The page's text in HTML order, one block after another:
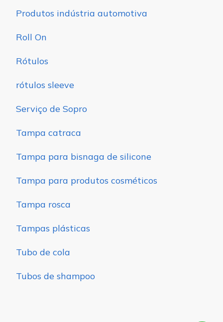
Produtos indústria automotiva
Roll On
Rótulos
rótulos sleeve
Serviço de Sopro
Tampa catraca
Tampa para bisnaga de silicone
Tampa para produtos cosméticos
Tampa rosca
Tampas plásticas
Tubo de cola
Tubos de shampoo